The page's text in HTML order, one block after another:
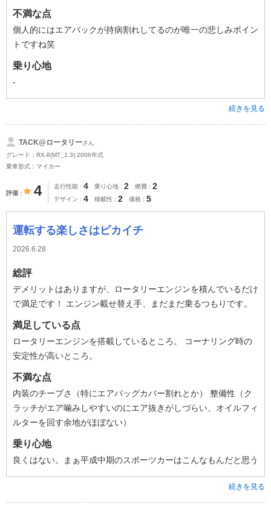
不満な点
個人的にはエアバックが持病割れしてるのが唯一の悲しみポイン
トですね笑
乗り心地
-
続きを見る
TACK@ロータリーさん
グレード：RX-8(MT_1.3) 2006年式
乗車形式：マイカー
評価 4 走行性能 4 乗り心地 2 燃費 2
デザイン 4 積載性 2 価格 5
運転する楽しさはピカイチ
2026.6.28
総評
デメリットはありますが、ロータリーエンジンを積んでいるだけ
で満足です！ エンジン載せ替え手、まだまだ乗るつもりです。
満足している点
ロータリーエンジンを搭載しているところ。 コーナリング時の
安定性が高いところ。
不満な点
内装のチープさ（特にエアバッグカバー割れとか） 整備性（ク
ラッチがエア噛みしやすいのにエア抜きがしづらい、オイルフィ
ルターを回す余地がほぼない）
乗り心地
良くはない。まぁ平成中期のスポーツカーはこんなもんだと思う
続きを見る